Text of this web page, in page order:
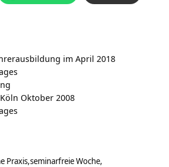
im April 2018
Oktober 2008
Praxis seminarfreie Woche